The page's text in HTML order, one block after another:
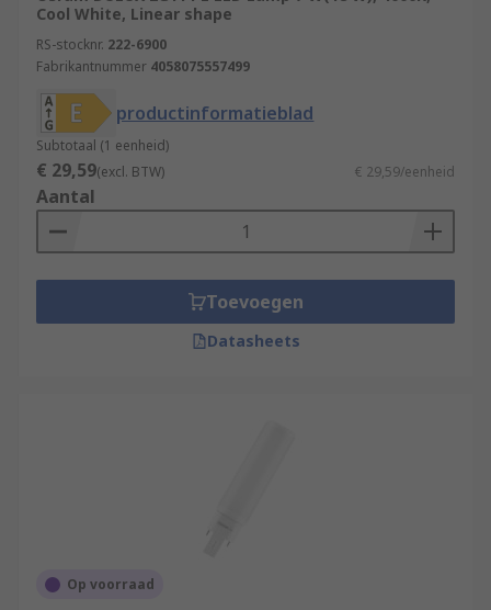
Cool White, Linear shape
RS-stocknr. 222-6900
Fabrikantnummer 4058075557499
productinformatieblad
Subtotaal (1 eenheid)
€ 29,59(excl. BTW) € 29,59/eenheid
Aantal
Toevoegen
Datasheets
Op voorraad